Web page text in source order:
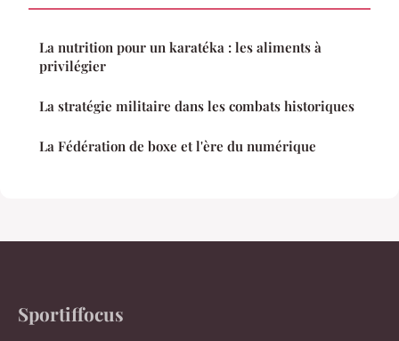
La nutrition pour un karatéka : les aliments à
privilégier
La stratégie militaire dans les combats historiques
La Fédération de boxe et l'ère du numérique
Sportiffocus